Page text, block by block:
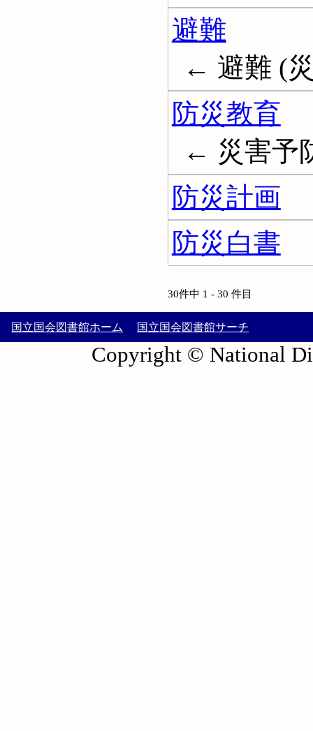
避難
← 避難 (
防災教育
← 災害予
防災計画
防災白書
30件中 1 - 30 件目
国立国会図書館ホーム 国立国会図書館サーチ
Copyright © National